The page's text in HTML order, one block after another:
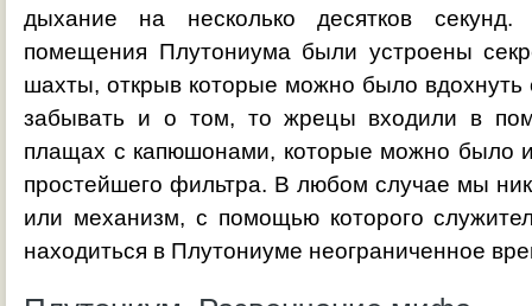
дыхание на несколько десятков
помещения Плутониума были устроены
шахты, открыв которые можно было
забывать и о том, то жрецы входили в
плащах с капюшонами, которые можно было
простейшего фильтра. В любом случае мы
или механизм, с помощью которого
находиться в Плутониуме неограниченное